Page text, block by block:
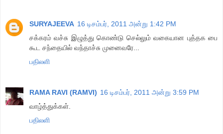
SURYAJEEVA 16 டிசம்பர், 2011 அன்று 1:42 PM
சக்கரம் வச்சு இழுத்து கொண்டு செல்லும் வகையான புத்தக பை
கூட சந்தையில் வந்தாச்சு முனைவரே...
பதிலளி
RAMA RAVI (RAMVI) 16 டிசம்பர், 2011 அன்று 3:59 PM
வாழ்த்துக்கள்.
பதிலளி